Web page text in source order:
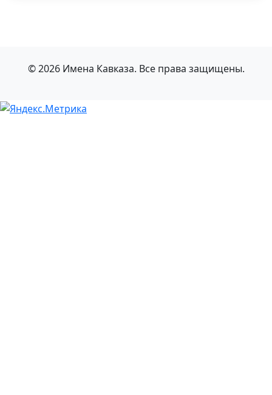
© 2026 Имена Кавказа. Все права защищены.